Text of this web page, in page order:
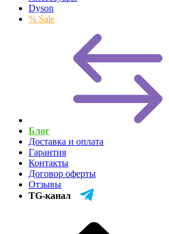
Dyson
% Sale
Блог
Доставка и оплата
Гарантия
Контакты
Договор оферты
Отзывы
TG-канал